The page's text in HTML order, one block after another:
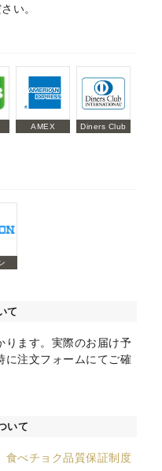
い。
AMEX Diners Club
て
ります。実際のお届け予
に注文フォームにてご確
いて
食べチョク品質保証制度